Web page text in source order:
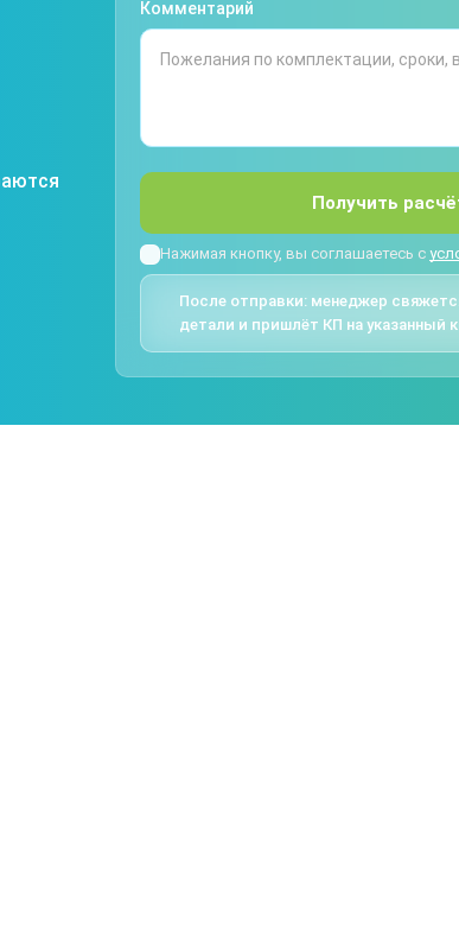
Комментарий
Получить
Нажимая кнопку, вы соглашаетесь с
После отправки: менеджер
детали и пришлёт КП на указанный